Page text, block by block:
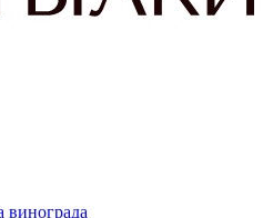
винограда